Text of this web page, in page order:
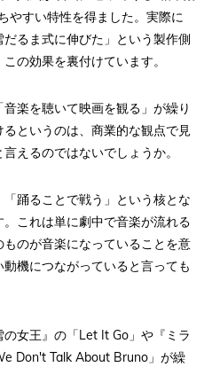
やすい特性を得ました。実際に
だるま式に伸びた」という製作側
の効果を裏付けています。
音楽を聴いて映画を観る」が繰り
というのは、商業的な観点で見
えるのではないでしょうか。
踊ることで戦う」という核とな
これは単に劇中で音楽が流れる
のが音楽になっていることを意
機につながっていると言っても
女王』の「Let It Go」や『ミラ
Don't Talk About Bruno」が繰